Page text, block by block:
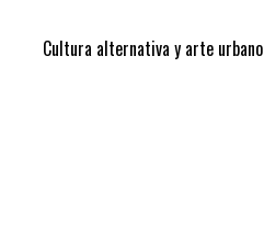
Cultura alternativa y arte urbano